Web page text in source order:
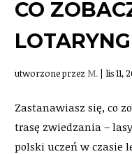
CO
utworzone przez M. | lis 11,
Zastanawiasz się, co
trasę zwiedzania –
polski uczeń w czasie